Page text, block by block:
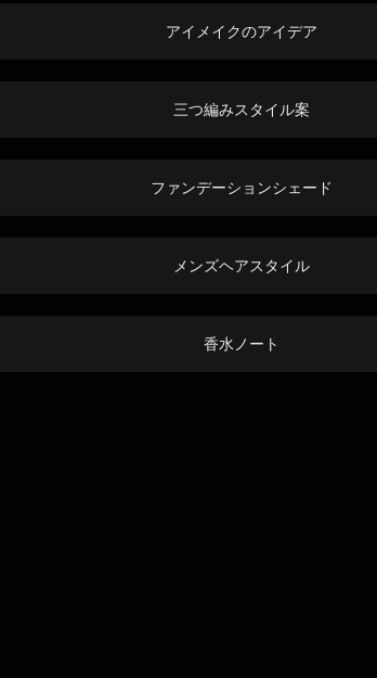
アイメイクのアイデア
三つ編みスタイル案
ファンデーションシェード
メンズヘアスタイル
香水ノート